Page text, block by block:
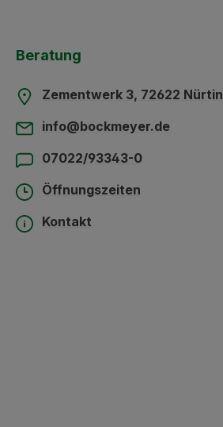
Beratung
Zementwerk 3, 72622
info@bockmeyer.de
07022/93343-0
Öffnungszeiten
Kontakt